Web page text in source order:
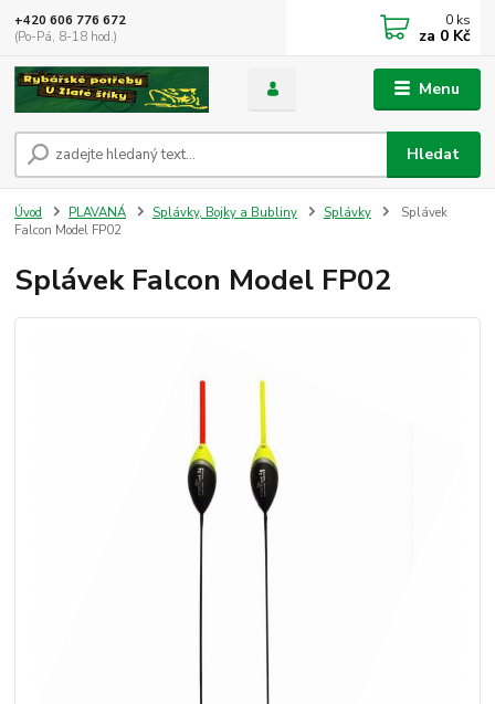
Menu
Hledat
+420 606 776 672
(Po-Pá, 8-18 hod.)
0 ks
za 0 Kč
Úvod PLAVANÁ Splávky, Bojky a Bubliny Splávky
Splávek
Falcon Model FP02
Splávek Falcon Model FP02